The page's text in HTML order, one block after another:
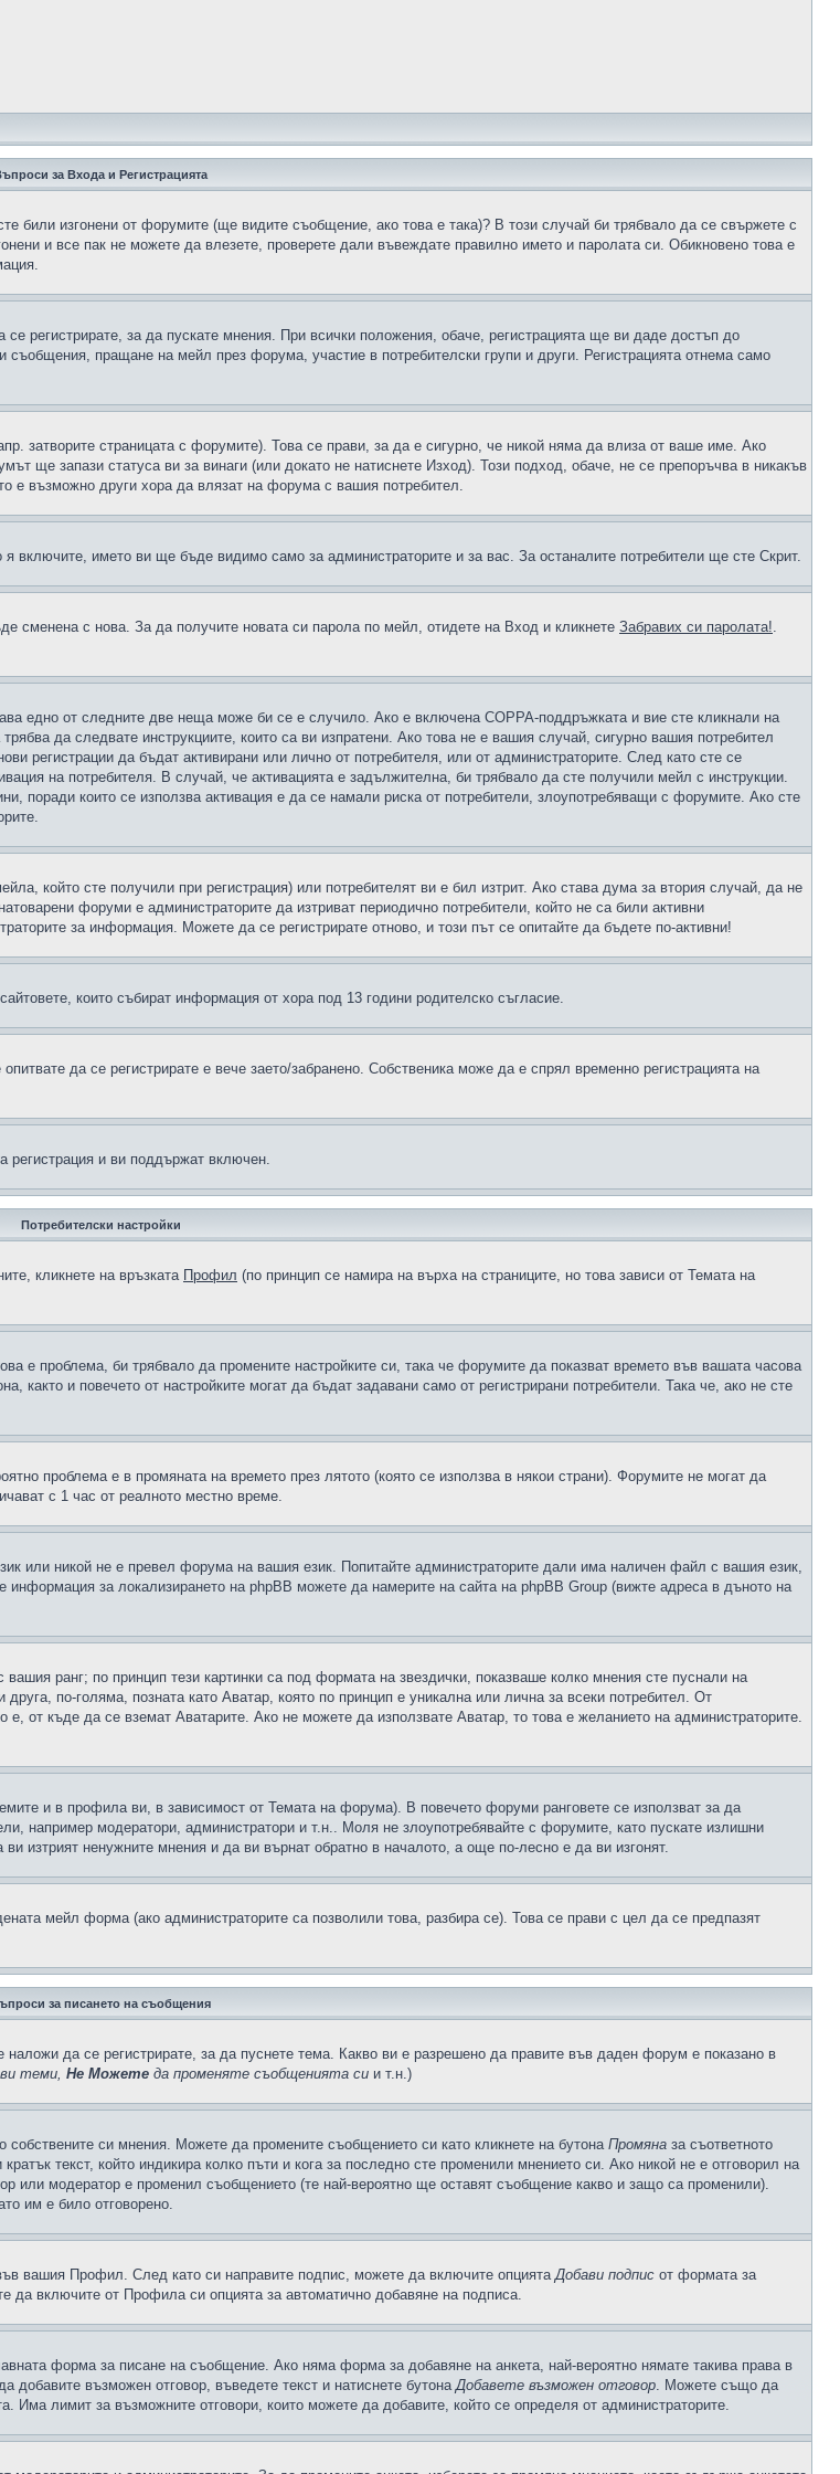
за Входа и Регистрацията
били изгонени от форумите (ще видите съобщение, ако това е така)? В този случай би трябвало да се свържете с
и все пак не можете да влезете, проверете дали въвеждате правилно името и паролата си. Обикновено това е
регистрирате, за да пускате мнения. При всички положения, обаче, регистрацията ще ви даде достъп до
пращане на мейл през форума, участие в потребителски групи и други. Регистрацията отнема само
затворите страницата с форумите). Това се прави, за да е сигурно, че никой няма да влиза от ваше име. Ако
ще запази статуса ви за винаги (или докато не натиснете Изход). Този подход, обаче, не се препоръчва в никакъв
е възможно други хора да влязат на форума с вашия потребител.
я включите, името ви ще бъде видимо само за администраторите и за вас. За останалите потребители ще сте Скрит.
сменена с нова. За да получите новата си парола по мейл, отидете на Вход и кликнете Забравих си паролата!.
едно от следните две неща може би се е случило. Ако е включена COPPA-поддръжката и вие сте кликнали на
трябва да следвате инструкциите, които са ви изпратени. Ако това не е вашия случай, сигурно вашия потребител
регистрации да бъдат активирани или лично от потребителя, или от администраторите. След като сте се
на потребителя. В случай, че активацията е задължителна, би трябвало да сте получили мейл с инструкции.
поради които се използва активация е да се намали риска от потребители, злоупотребяващи с форумите. Ако сте
който сте получили при регистрация) или потребителят ви е бил изтрит. Ако става дума за втория случай, да не
форуми е администраторите да изтриват периодично потребители, който не са били активни
за информация. Можете да се регистрирате отново, и този път се опитайте да бъдете по-активни!
които събират информация от хора под 13 години родителско съгласие.
да се регистрирате е вече заето/забранено. Собственика може да е спрял временно регистрацията на
регистрация и ви поддържат включен.
Потребителски настройки
кликнете на връзката Профил (по принцип се намира на върха на страниците, но това зависи от Темата на
е проблема, би трябвало да промените настройките си, така че форумите да показват времето във вашата часова
и повечето от настройките могат да бъдат задавани само от регистрирани потребители. Така че, ако не сте
проблема е в промяната на времето през лятото (която се използва в някои страни). Форумите не могат да
с 1 час от реалното местно време.
или никой не е превел форума на вашия език. Попитайте администраторите дали има наличен файл с вашия език,
за локализирането на phpBB можете да намерите на сайта на phpBB Group (вижте адреса в дъното на
ранг; по принцип тези картинки са под формата на звездички, показваше колко мнения сте пуснали на
по-голяма, позната като Аватар, която по принцип е уникална или лична за всеки потребител. От
от къде да се вземат Аватарите. Ако не можете да използвате Аватар, то това е желанието на администраторите.
и в профила ви, в зависимост от Темата на форума). В повечето форуми ранговете се използват за да
например модератори, администратори и т.н.. Моля не злоупотребявайте с форумите, като пускате излишни
изтрият ненужните мнения и да ви върнат обратно в началото, а още по-лесно е да ви изгонят.
мейл форма (ако администраторите са позволили това, разбира се). Това се прави с цел да се предпазят
за писането на съобщения
да се регистрирате, за да пуснете тема. Какво ви е разрешено да правите във даден форум е показано в
теми, Не Можете да променяте съобщенията си и т.н.)
си мнения. Можете да промените съобщението си като кликнете на бутона Промяна за съответното
текст, който индикира колко пъти и кога за последно сте променили мнението си. Ако никой не е отговорил на
или модератор е променил съобщението (те най-вероятно ще оставят съобщение какво и защо са променили).
им е било отговорено.
вашия Профил. След като си направите подпис, можете да включите опциятаДобави подпис от формата за
включите от Профила си опцията за автоматично добавяне на подписа.
форма за писане на съобщение. Ако няма форма за добавяне на анкета, най-вероятно нямате такива права в
добавите възможен отговор, въведете текст и натиснете бутонаДобавете възможен отговор. Можете също да
Има лимит за възможните отговори, които можете да добавите, който се определя от администраторите.